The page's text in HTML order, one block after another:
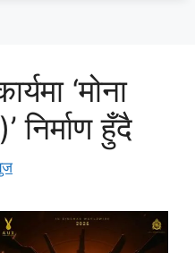
‘मोना
निर्माण हुँदै